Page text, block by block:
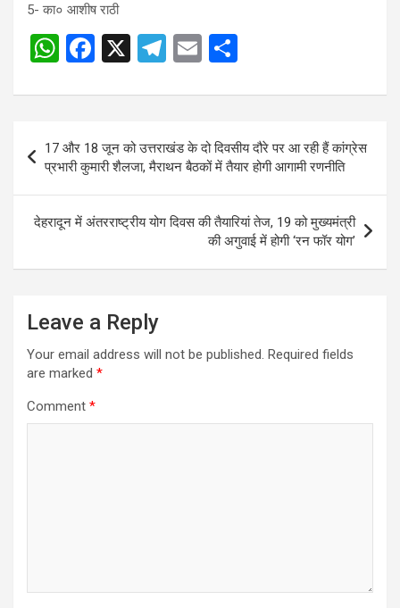
5- का० आशीष राठी
PostW
at
s
A
p
p
F
ce
b
o
o
k
X
T
e
gr
a
m
E
ail ar
e
navigation
17 और 18 जून को उत्तराखंड के दो दिवसीय दौरे पर आ रही हैं कांग्रेस
प्रभारी कुमारी शैलजा, मैराथन बैठकों में तैयार होगी आगामी रणनीति
देहरादून में अंतरराष्ट्रीय योग दिवस की तैयारियां तेज, 19 को मुख्यमंत्री
की अगुवाई में होगी ‘रन फॉर योग’
Leave a Reply
Your email address will not be published. Required fields
are marked *
Comment *